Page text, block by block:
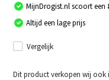
MijnDrogist.nl scoort een
Altijd een lage prijs
Vergelijk
Dit product verkopen wij ook